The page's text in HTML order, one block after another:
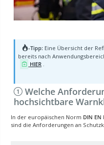
-Tipp:Eine Übersicht der
bereits nach
HIER
Welche
hochsichtbare
In der europäischen Norm DIN EN
sind die Anforderungen an